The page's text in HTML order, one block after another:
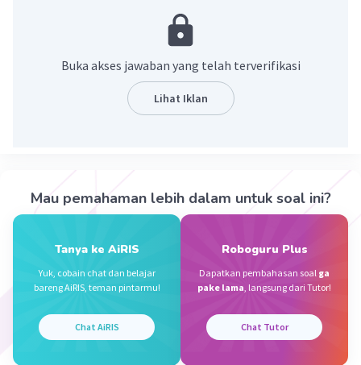
Beri Rating·0.0(0) Balas
Iklan
Buka akses jawaban yang telah terverifikasi
Lihat Iklan
Mau pemahaman lebih dalam untuk soal ini?
Tanya ke AiRIS
Yuk, cobain chat dan belajar
bareng AiRIS, teman pintarmu!
Chat AiRIS
Roboguru Plus
Dapatkan pembahasan soal ga
pake lama, langsung dari Tutor!
Chat Tutor